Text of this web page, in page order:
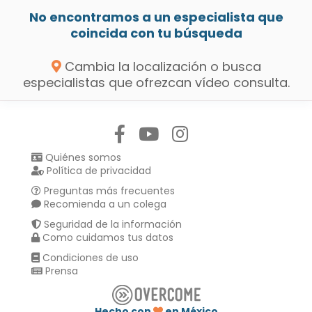
No encontramos a un especialista que
coincida con tu búsqueda
Cambia la localización o busca
especialistas que ofrezcan vídeo consulta.
Quiénes somos
Política de privacidad
Preguntas más frecuentes
Recomienda a un colega
Seguridad de la información
Como cuidamos tus datos
Condiciones de uso
Prensa